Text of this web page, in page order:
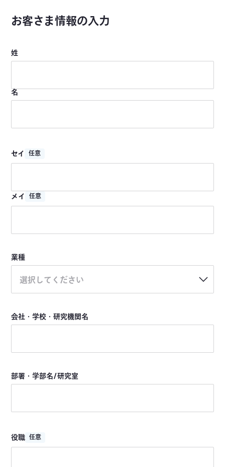
お客さま情報の入力
姓
名
セイ 任意
メイ 任意
業種
選択してください
会社・学校・研究機関名
部署・学部名/研究室
役職 任意